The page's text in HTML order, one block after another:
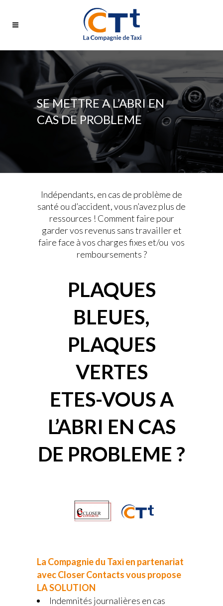
SE METTRE A L’ABRI EN
CAS DE PROBLEME
Indépendants, en cas de problème de
santé ou d’accident, vous n’avez plus de
ressources ! Comment faire pour
garder vos revenus sans travailler et
faire face à vos charges fixes et/ou vos
remboursements ?
PLAQUES
BLEUES,
PLAQUES
VERTES
ETES-VOUS A
L’ABRI EN CAS
DE PROBLEME ?
La Compagnie du Taxi en partenariat
avec Closer Contacts vous propose
LA SOLUTION
Indemnités journalières en cas